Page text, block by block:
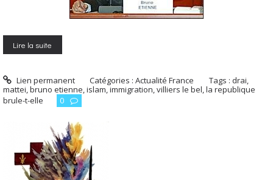
Lire la suite
Lien permanent Catégories :Actualité France Tags : drai
mattei bruno etienne islam immigration villiers le bel la republique
brule-t-elle
0